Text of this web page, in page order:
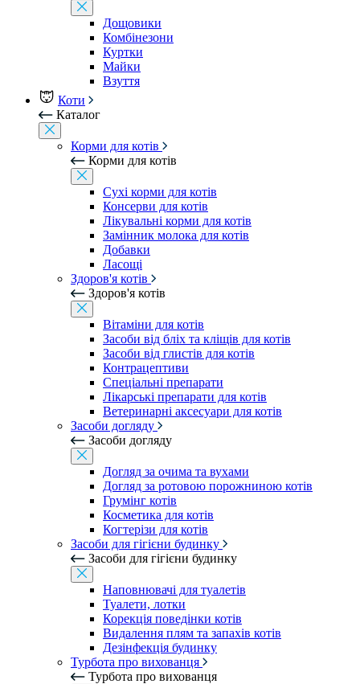
Дощовики
Комбінезони
Куртки
Майки
Взуття
Коти
Каталог
Корми для котів
Корми для котів
Сухі корми для котів
Консерви для котів
Лікувальні корми для котів
Замінник молока для котів
Добавки
Ласощі
Здоров'я котів
Здоров'я котів
Вітаміни для котів
Засоби від бліх та кліщів для котів
Засоби від глистів для котів
Контрацептиви
Спеціальні препарати
Лікарські препарати для котів
Ветеринарні аксесуари для котів
Засоби догляду
Засоби догляду
Догляд за очима та вухами
Догляд за ротовою порожниною котів
Грумінг котів
Косметика для котів
Когтерізи для котів
Засоби для гігієни будинку
Засоби для гігієни будинку
Наповнювачі для туалетів
Туалети, лотки
Корекція поведінки котів
Видалення плям та запахів котів
Дезінфекція будинку
Турбота про вихованця
Турбота про вихованця